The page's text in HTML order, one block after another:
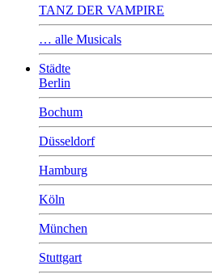
TANZ DER VAMPIRE
… alle Musicals
Städte
Berlin
Bochum
Düsseldorf
Hamburg
Köln
München
Stuttgart